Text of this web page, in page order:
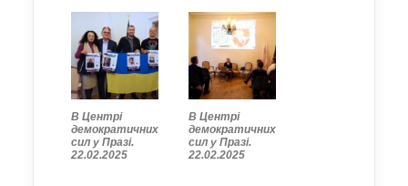
В Центрі
демократичних
сил у Празі.
22.02.2025
В Центрі
демократичних
сил у Празі.
22.02.2025